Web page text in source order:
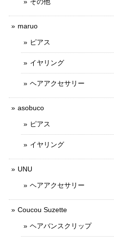
その他
maruo
ピアス
イヤリング
ヘアアクセサリー
asobuco
ピアス
イヤリング
UNU
ヘアアクセサリー
Coucou Suzette
ヘアバンスクリップ